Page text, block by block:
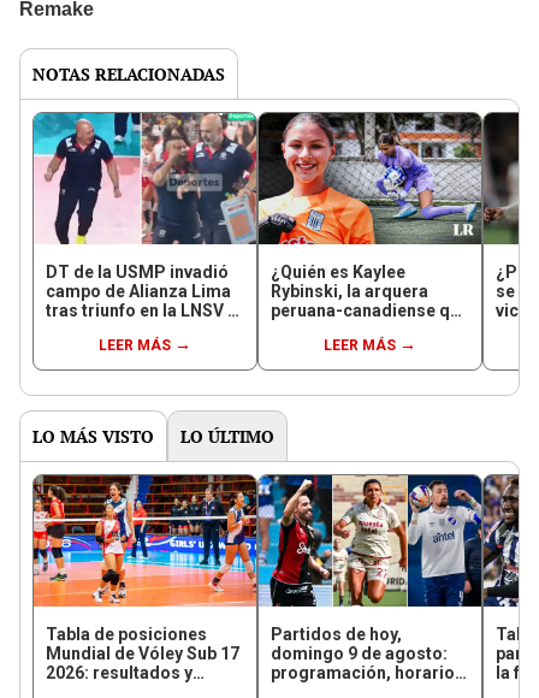
NOTAS RELACIONADAS
DT de la USMP invadió
campo de Alianza Lima
tras triunfo en la LNSV y
broncaLEER MÁS
¿Quién es Kaylee
Rybinski, la arquera
peruana-canadiense que
a los 15 años?
LEER MÁS
¿Por
se
LO MÁS VISTO LO ÚLTIMO
Tabla de posiciones
Mundial de Vóley Sub 17
2026: resultados y
Partidos de hoy,
domingo 9 de agosto:
programación, horarios
la